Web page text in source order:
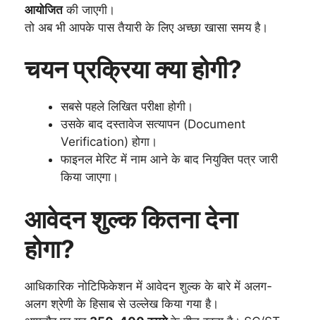
आयोजितकी जाएगी।
तो अब भी आपके पास तैयारी के लिए अच्छा खासा समय है।
चयन प्रक्रिया क्या होगी?
सबसे पहले लिखित परीक्षा होगी।
उसके बाद दस्तावेज सत्यापन (Document
Verification) होगा।
फाइनल मेरिट में नाम आने के बाद नियुक्ति पत्र जारी
किया जाएगा।
आवेदन शुल्क कितना देना
होगा?
आधिकारिक नोटिफिकेशन में आवेदन शुल्क के बारे में अलग-
अलग श्रेणी के हिसाब से उल्लेख किया गया है।